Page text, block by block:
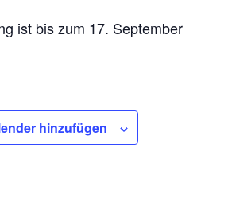
ist bis zum 17. September
hinzufügen